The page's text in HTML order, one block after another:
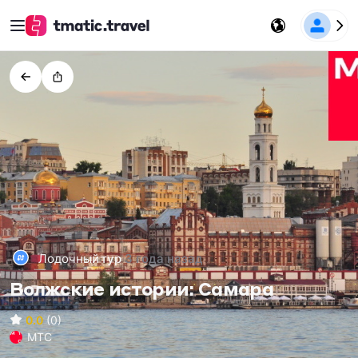
Лодочныйтур3 года назад
Волжские истории: Самара
0.0 (0)
МТС